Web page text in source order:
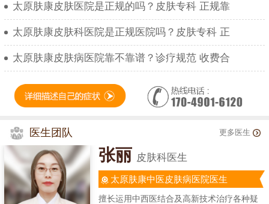
太原肤康皮肤医院是正规的吗？皮肤专科 正规靠
太原肤康皮肤科医院是正规医院吗？皮肤专科 正
太原肤康皮肤病医院靠不靠谱？诊疗规范 收费合
医生团队 更多医生
张丽 皮肤科医生
太原肤康中医皮肤病医院医生
擅长运用中西医结合及高新技术治疗各种疑